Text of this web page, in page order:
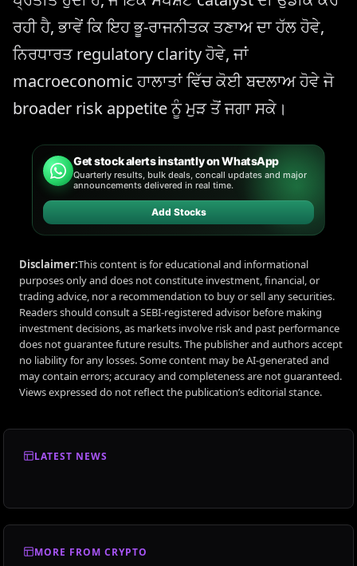
ਰਹੀ ਹੈ, ਭਾਵੇਂ ਕਿ ਇਹ ਭੂ-ਰਾਜਨੀਤਕ ਤਣਾਅ ਦਾ ਹੱਲ ਹੋਵੇ,
ਨਿਰਧਾਰਤ regulatory clarity ਹੋਵੇ, ਜਾਂ
macroeconomic ਹਾਲਾਤਾਂ ਵਿੱਚ ਕੋਈ ਬਦਲਾਅ ਹੋਵੇ ਜੋ
broader risk appetite ਨੂੰ ਮੁੜ ਤੋਂ ਜਗਾ ਸਕੇ।
Get stock alerts instantly on WhatsApp
Quarterly results, bulk deals, concall updates and major
announcements delivered in real time.
Add Stocks
Disclaimer:This content is for educational and informational
purposes only and does not constitute investment, financial, or
trading advice, nor a recommendation to buy or sell any securities.
Readers should consult a SEBI-registered advisor before making
investment decisions, as markets involve risk and past performance
does not guarantee future results. The publisher and authors accept
no liability for any losses. Some content may be AI-generated and
may contain errors; accuracy and completeness are not guaranteed.
Views expressed do not reflect the publication’s editorial stance.
LATEST NEWS
MORE FROM CRYPTO